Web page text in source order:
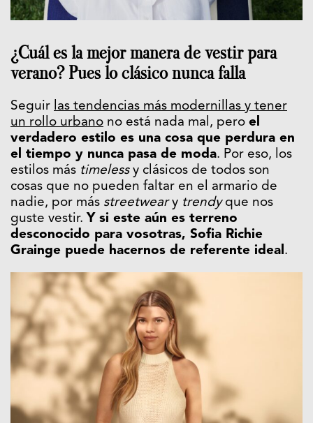
¿Cuál es la mejor manera de vestir para
verano? Pues lo clásico nunca falla
Seguir las tendencias más modernillas y tener
un rollo urbano no está nada mal, pero el
verdadero estilo es una cosa que perdura en
el tiempo y nunca pasa de moda. Por eso, los
estilos más timelessy clásicos de todos son
cosas que no pueden faltar en el armario de
nadie, por más streetweary trendyque nos
guste vestir. Y si este aún es terreno
desconocido para vosotras, Sofia Richie
Grainge puede hacernos de referente ideal.